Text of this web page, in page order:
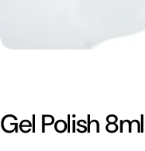
Gel Polish